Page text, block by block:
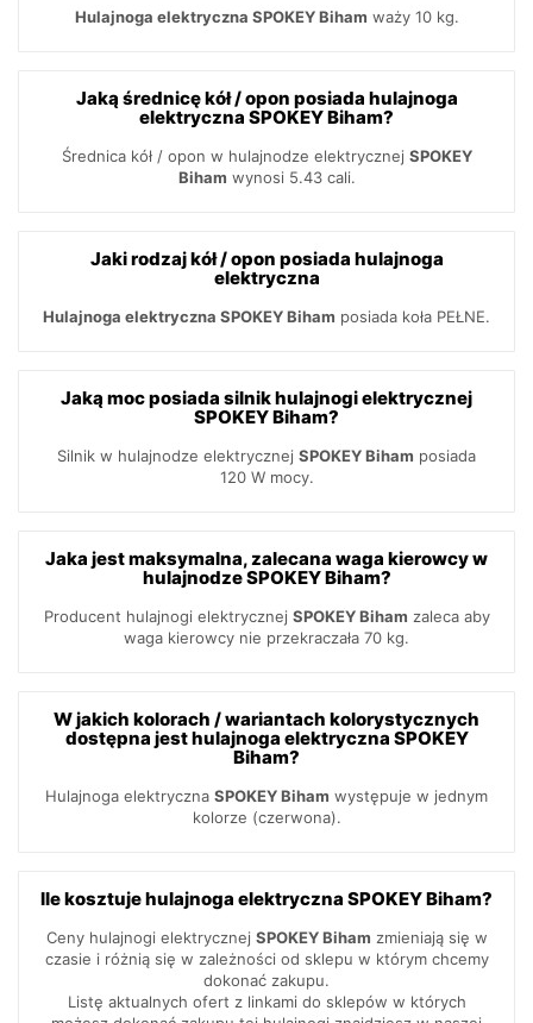
Hulajnoga elektryczna SPOKEY Biham waży 10 kg.
Jaką średnicę kół / opon posiada hulajnoga
elektryczna SPOKEY Biham?
Średnica kół / opon w hulajnodze elektrycznej SPOKEY
Biham wynosi 5.43 cali.
Jaki rodzaj kół / opon posiada hulajnoga
elektryczna
Hulajnoga elektryczna SPOKEY Biham posiada koła PEŁNE.
Jaką moc posiada silnik hulajnogi elektrycznej
SPOKEY Biham?
Silnik w hulajnodze elektrycznej SPOKEY Biham posiada
120 W mocy.
Jaka jest maksymalna, zalecana waga kierowcy w
hulajnodze SPOKEY Biham?
Producent hulajnogi elektrycznej SPOKEY Biham zaleca aby
waga kierowcy nie przekraczała 70 kg.
W jakich kolorach / wariantach kolorystycznych
dostępna jest hulajnoga elektryczna SPOKEY
Biham?
Hulajnoga elektryczna SPOKEY Biham występuje w jednym
kolorze (czerwona).
Ile kosztuje hulajnoga elektryczna SPOKEY Biham?
Ceny hulajnogi elektrycznej SPOKEY Biham zmieniają się w
czasie i różnią się w zależności od sklepu w którym chcemy
dokonać zakupu.
Listę aktualnych ofert z linkami do sklepów w których